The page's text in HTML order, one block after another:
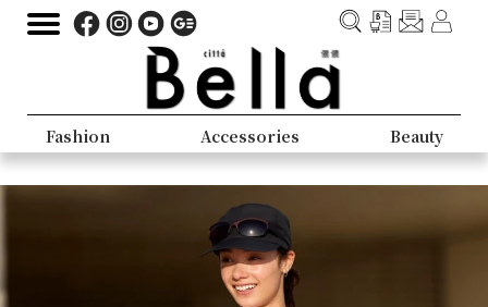
Fashion Accessories Beauty